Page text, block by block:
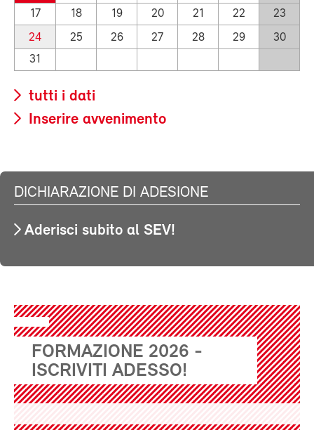
17
18 19 20 21 22
23
24
25 26 27 28 29
30
31
tutti i dati
Inserire avvenimento
DICHIARAZIONE DI ADESIONE
Aderisci subito al SEV!
FORMAZIONE 2026 -
ISCRIVITI ADESSO!